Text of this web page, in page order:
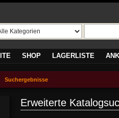
SHOP LAGERLISTE
Suchergebnisse
Erweiterte